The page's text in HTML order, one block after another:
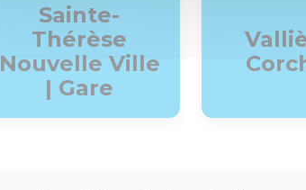
Sainte-
Thérèse
Nouvelle Ville
| Gare